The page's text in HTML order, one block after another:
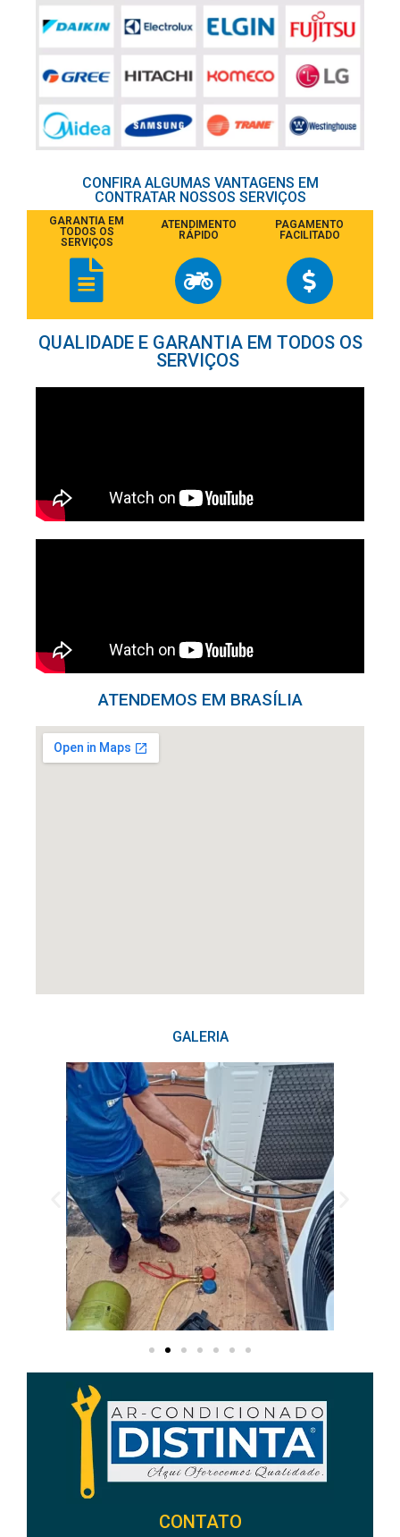
CONFIRA ALGUMAS VANTAGENS EM
CONTRATAR NOSSOS SERVIÇOS
GARANTIA EM
TODOS OS
SERVIÇOS
ATENDIMENTO
RÁPIDO
PAGAMENTO
FACILITADO
QUALIDADE E GARANTIA EM TODOS OS
SERVIÇOS ​
ATENDEMOS EM BRASÍLIA
GALERIA
CONTATO